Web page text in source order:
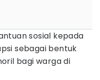
sosial kepada
sebagai bentuk
bagi warga di